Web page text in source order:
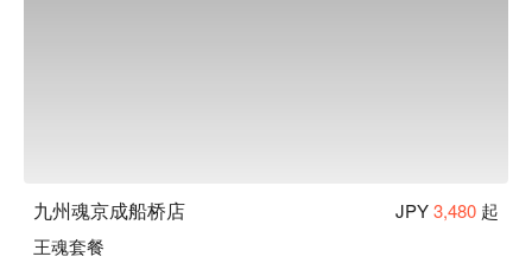
九州魂京成船桥店 JPY3,480 起
王魂套餐